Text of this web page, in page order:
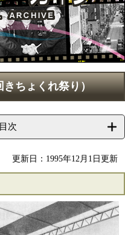
きちょくれ祭り）
次
更新日：1995年12月1日更新